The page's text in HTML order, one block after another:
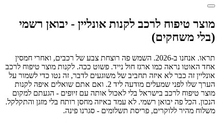
מוצר טיפוח לרכב לקנות אונליין - יבואן רשמי
(בלי משחקים)
תראו. אנחנו ב-2026. השמש פה רוצחת צבע של רכבים, ואחרי חמסין
אחד האוטו נראה כמו ארגז חול נייד. פשוט ככה. לקנות מוצר טיפוח לרכב
אונליין זה כבר לא איזה תחביב של משוגעים לדבר, זה נטו כדי לשמור על
הערך שלו לפני שמעלים מודעה ליד 2. ואם אתם שואלים איפה לקנות
מוצר טיפוח לרכב בישראל בלי לאכול אותה עם זיופים - הגעתם למקום
הנכון. הכל פה יבואן רשמי. לא עמד באיזה מחסן רותח בלי מזגן והתקלקל.
משלוח מהיר ללוקרים, פריסת תשלומים - סגרנו פינה.